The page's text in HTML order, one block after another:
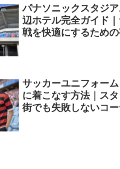
パナソニックスタジ
辺ホテル完全ガイド
戦を快適にするため
サッカーユニフォー
に着こなす方法｜ス
街でも失敗しないコ